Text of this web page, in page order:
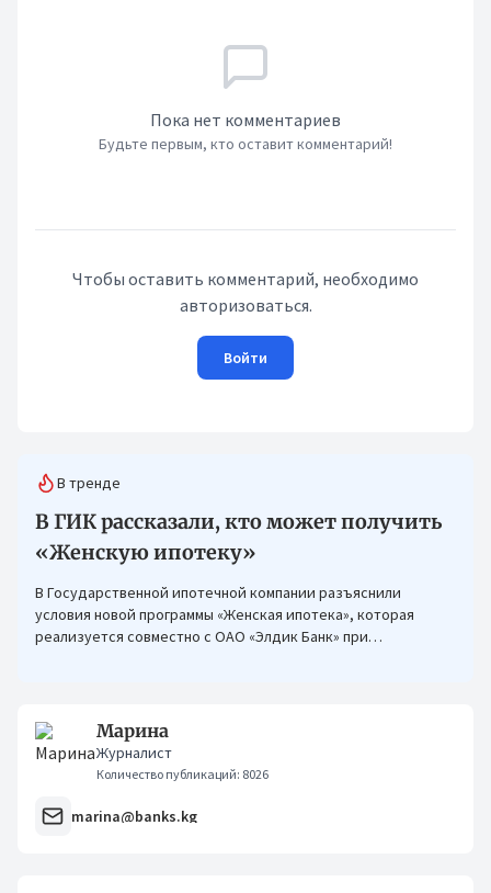
Пока нет комментариев
Будьте первым, кто оставит комментарий!
Чтобы оставить комментарий, необходимо
авторизоваться.
Войти
В тренде
В ГИК рассказали, кто может получить
«Женскую ипотеку»
В Государственной ипотечной компании разъяснили
условия новой программы «Женская ипотека», которая
реализуется совместно с ОАО «Элдик Банк» при
Марина
Журналист
Количество публикаций: 8026
marina@banks.kg